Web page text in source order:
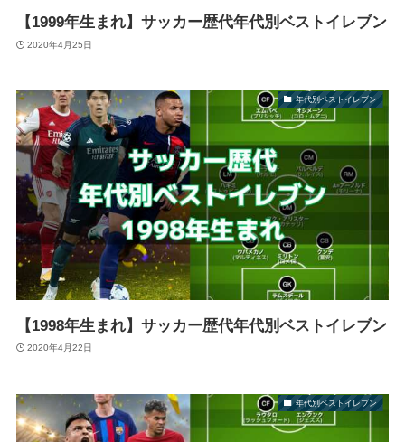
【1999年生まれ】サッカー歴代年代別ベストイレブン
2020年4月25日
年代別ベストイレブン
【1998年生まれ】サッカー歴代年代別ベストイレブン
2020年4月22日
年代別ベストイレブン